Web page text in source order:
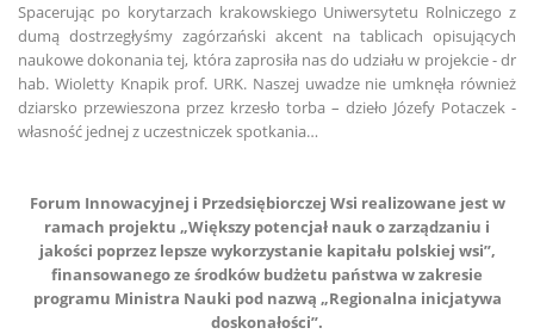
Spacerując po korytarzach krakowskiego Uniwersytetu Rolniczego z
dumą dostrzegłyśmy zagórzański akcent na tablicach opisujących
naukowe dokonania tej, która zaprosiła nas do udziału w projekcie - dr
hab. Wioletty Knapik prof. URK. Naszej uwadze nie umknęła również
dziarsko przewieszona przez krzesło torba – dzieło Józefy Potaczek -
własność jednej z uczestniczek spotkania…
Forum Innowacyjnej i Przedsiębiorczej Wsi realizowane jest w
ramach projektu „Większy potencjał nauk o zarządzaniu i
jakości poprzez lepsze wykorzystanie kapitału polskiej wsi”,
finansowanego ze środków budżetu państwa w zakresie
programu Ministra Nauki pod nazwą „Regionalna inicjatywa
doskonałości”.